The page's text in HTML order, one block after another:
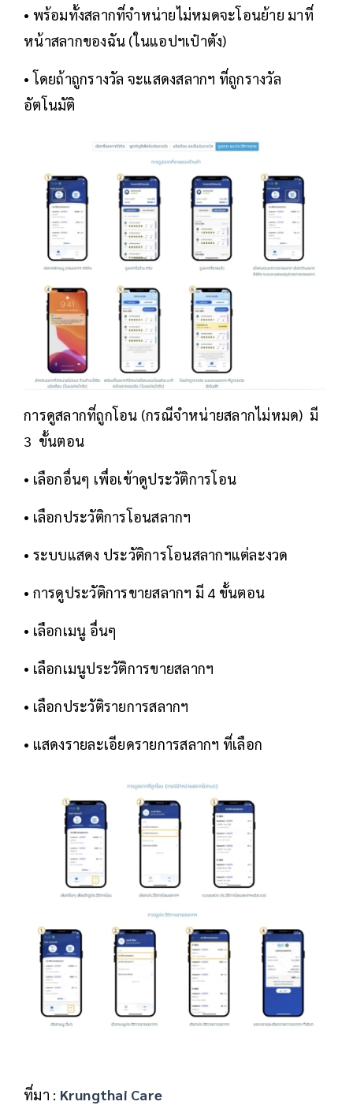
• พร้อมทั้งสลากที่จำหน่ายไม่หมดจะโอนย้าย มาที่
หน้าสลากของฉัน (ในแอปฯเป๋าตัง)
• โดยถ้าถูกรางวัล จะแสดงสลากฯ ที่ถูกรางวัล
อัตโนมัติ
การดูสลากที่ถูกโอน (กรณีจำหน่ายสลากไม่หมด) มี
3 ขั้นตอน
• เลือกอื่นๆ เพื่อเข้าดูประวัติการโอน
• เลือกประวัติการโอนสลากฯ
• ระบบแสดง ประวัติการโอนสลากฯแต่ละงวด
• การดูประวัติการขายสลากฯ มี 4 ขั้นตอน
• เลือกเมนู อื่นๆ
• เลือกเมนูประวัติการขายสลากฯ
• เลือกประวัติรายการสลากฯ
• แสดงรายละเอียดรายการสลากฯ ที่เลือก
ที่มา : Krungthai Care